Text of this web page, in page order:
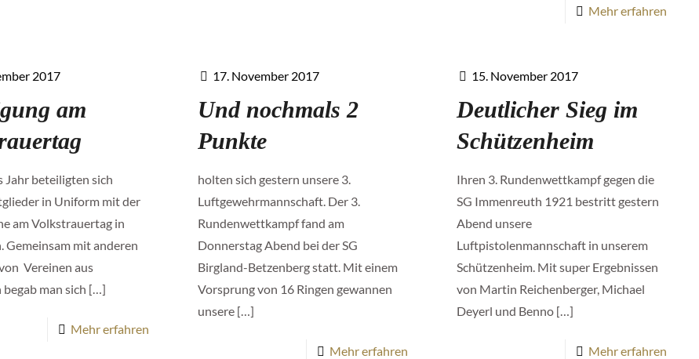
Mehr erfahren
2017
am
Jahr beteiligten sich
in Uniform mit der
am Volkstrauertag in
Gemeinsam mit anderen
Vereinen aus
man sich […]
Mehr erfahren
17. November 2017
Und nochmals 2
Punkte
holten sich gestern unsere 3.
Luftgewehrmannschaft. Der 3.
Rundenwettkampf fand am
Donnerstag Abend bei der SG
Birgland-Betzenberg statt. Mit einem
Vorsprung von 16 Ringen gewannen
unsere[…]
Mehr erfahren
15. November 2017
Deutlicher Sieg im
Schützenheim
Ihren 3. Rundenwettkampf gegen die
SG Immenreuth 1921 bestritt gestern
Abend unsere
Luftpistolenmannschaft in unserem
Schützenheim. Mit super Ergebnissen
von Martin Reichenberger, Michael
Deyerl und Benno[…]
Mehr erfahren